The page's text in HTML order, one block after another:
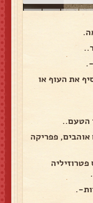
.
את העוף או
הטעם..
פפריקה
1/2 כוס פטרוזיליה
.